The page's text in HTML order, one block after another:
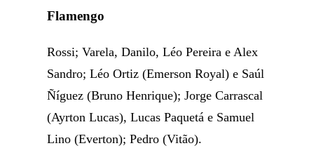
Flamengo
Rossi; Varela, Danilo, Léo Pereira e Alex
Sandro; Léo Ortiz (Emerson Royal) e Saúl
Ñíguez (Bruno Henrique); Jorge Carrascal
(Ayrton Lucas), Lucas Paquetá e Samuel
Lino (Everton); Pedro (Vitão).